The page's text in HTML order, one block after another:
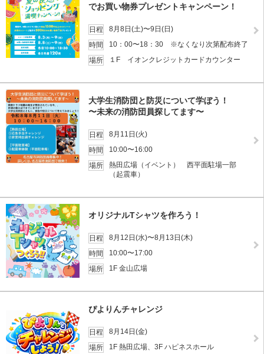
でお買い物券プレゼントキャンペーン！
日程
8月8日(土)〜9日(日)
時間
10：00〜18：30 ※なくなり次第配布終了
場所
１F イオンクレジットカードカウンター
大学生消防団と防災について学ぼう！
〜未来の消防団員探してます〜
日程
8月11日(火)
時間
10:00〜16:00
場所
熱田広場（イベント） 西平面駐場一部
（起震車）
オリジナルTシャツを作ろう！
日程
8月12日(水)〜8月13日(木)
時間
10:00〜17:00
場所
1F 金山広場
ぴよりんチャレンジ
日程
8月14日(金)
場所
1F 熱田広場、3F ハピネスホール